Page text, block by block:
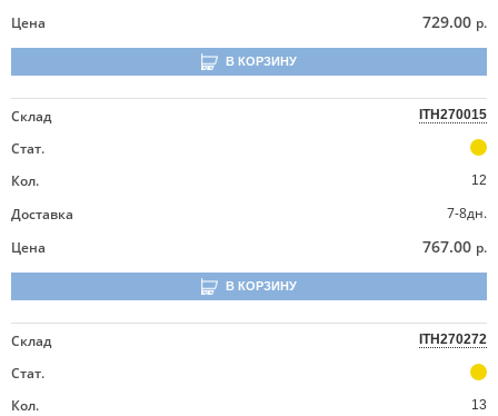
Цена
729.00 р.
В КОРЗИНУ
Склад ITH270015
Стат.
Кол.
12
Доставка
7-8дн.
Цена
767.00 р.
В КОРЗИНУ
Склад ITH270272
Стат.
Кол.
13